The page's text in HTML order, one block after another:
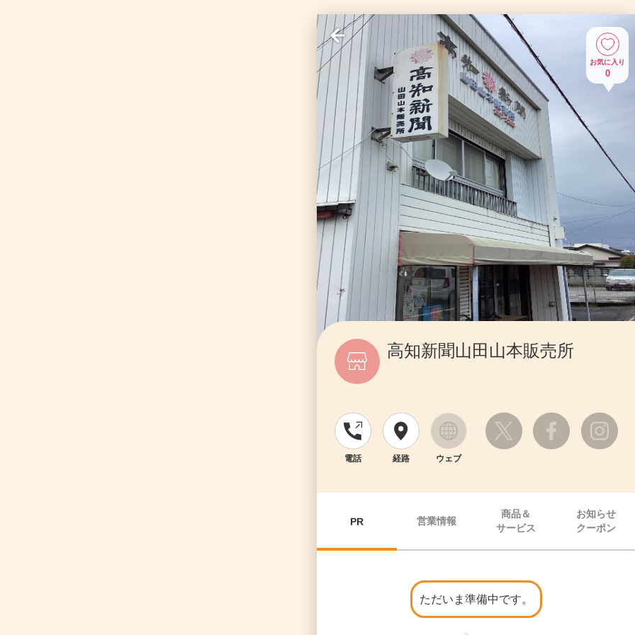
お気に入り
0
高知新聞山田山本販売所
電話 経路 ウェブ
PR 営業情報
商品＆
サービス
お知らせ
クーポン
ただいま準備中です。